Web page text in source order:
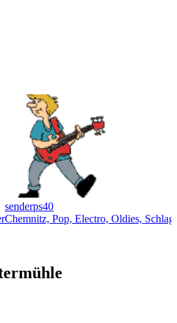
senderps40
Chemnitz, Pop, Electro, Oldies,